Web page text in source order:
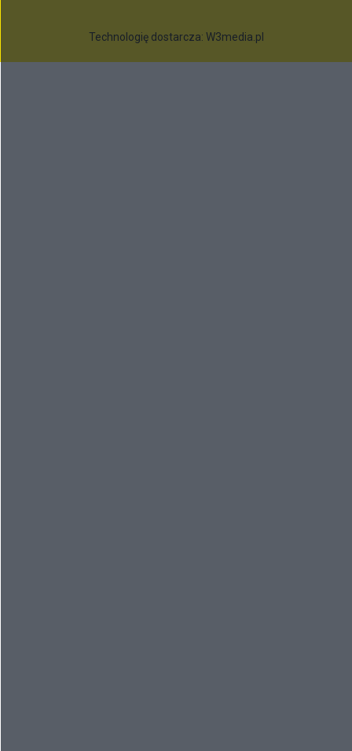
Technologię dostarcza: W3media.pl